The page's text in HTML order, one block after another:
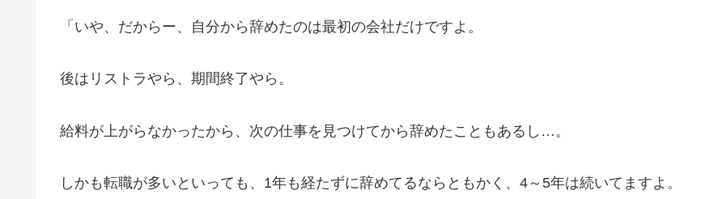
「いや、だからー、自分から辞めたのは最初の会社だけですよ。
後はリストラやら、期間終了やら。
給料が上がらなかったから、次の仕事を見つけてから辞めたこともあるし…。
しかも転職が多いといっても、1年も経たずに辞めてるならともかく、4～5年は続いてますよ。